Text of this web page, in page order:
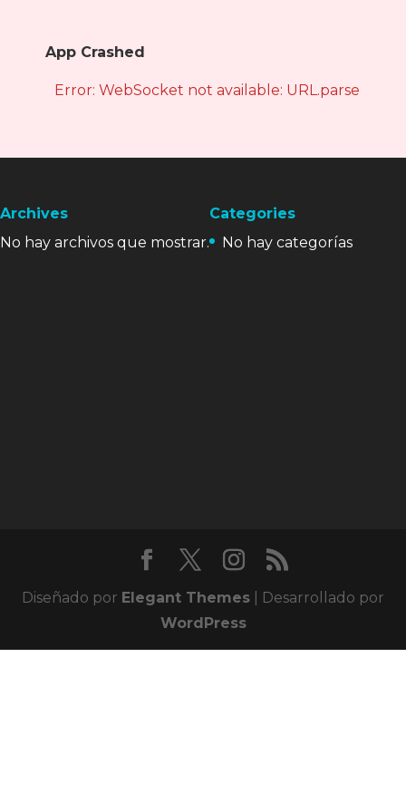
App Crashed
Error: WebSocket not available: URL.parse is
Archives
No hay archivos que mostrar.
Categories
No hay categorías
Diseñado por Elegant Themes | Desarrollado por
WordPress